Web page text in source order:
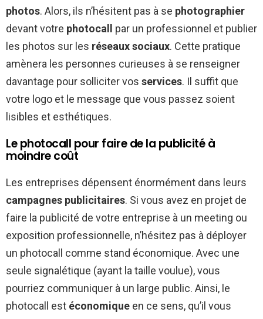
photos. Alors, ils n’hésitent pas à se photographier
devant votre photocall
par un professionnel et publier
les photos sur les réseaux sociaux. Cette pratique
amènera les personnes curieuses à se renseigner
davantage pour solliciter vos services. Il suffit que
votre logo et le message que vous passez soient
lisibles et esthétiques.
Le photocall pour faire de la publicité à
moindre coût
Les entreprises dépensent énormément dans leurs
campagnes publicitaires. Si vous avez en projet de
faire la publicité de votre entreprise à un meeting ou
exposition professionnelle, n’hésitez pas à déployer
un photocall comme stand économique. Avec une
seule signalétique (ayant la taille voulue), vous
pourriez communiquer à un large public. Ainsi, le
photocall est économique en ce sens, qu’il vous